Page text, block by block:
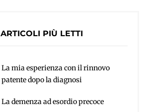
ARTICOLI PIÙ LETTI
La mia esperienza con il rinnovo
patente dopo la diagnosi
La demenza ad esordio precoce